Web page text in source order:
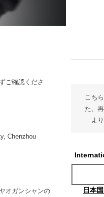
ご確認くださ
Chenzhou
オガンシャンの
こち
た。
よ
日本